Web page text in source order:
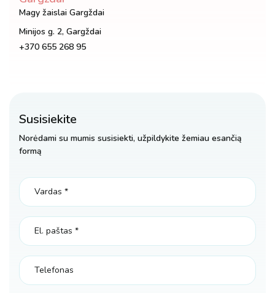
Magy žaislai Gargždai
Minijos g. 2, Gargždai
+370 655 268 95
Susisiekite
Norėdami su mumis susisiekti, užpildykite žemiau esančią
formą